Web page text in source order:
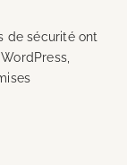
de sécurité ont